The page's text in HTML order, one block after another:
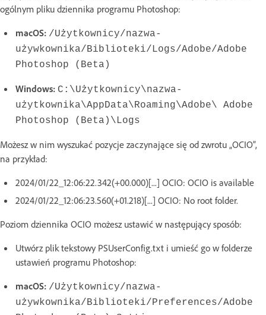
ogólnym pliku dziennika programu Photoshop:
macOS: /Użytkownicy/nazwa-
używkownika/Biblioteki/Logs/Adobe/Adobe
Photoshop (Beta)
Windows: C:\Użytkownicy\nazwa-
użytkownika\AppData\Roaming\Adobe\ Adobe
Photoshop (Beta)\Logs
Możesz w nim wyszukać pozycje zaczynające się od zwrotu „OCIO”,
na przykład:
2024/01/22_12:06:22.342(+00.000)[...] OCIO: OCIO is available
2024/01/22_12:06:23.560(+01.218)[...] OCIO: No root folder.
Poziom dziennika OCIO możesz ustawić w następujący sposób:
Utwórz plik tekstowy PSUserConfig.txt i umieść go w folderze
ustawień programu Photoshop:
macOS: /Użytkownicy/nazwa-
używkownika/Biblioteki/Preferences/Adobe